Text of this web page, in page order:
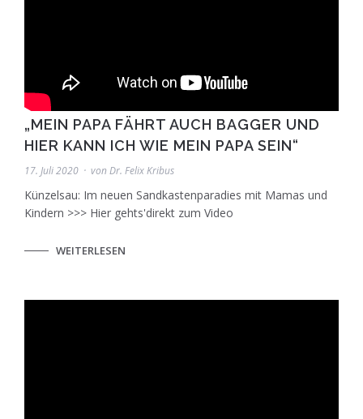
„MEIN PAPA FÄHRT AUCH BAGGER UND
HIER KANN ICH WIE MEIN PAPA SEIN“
17. Juli 2020 von Dr. Felix Kribus
Künzelsau: Im neuen Sandkastenparadies mit Mamas und
Kindern >>> Hier gehts'direkt zum Video
WEITERLESEN